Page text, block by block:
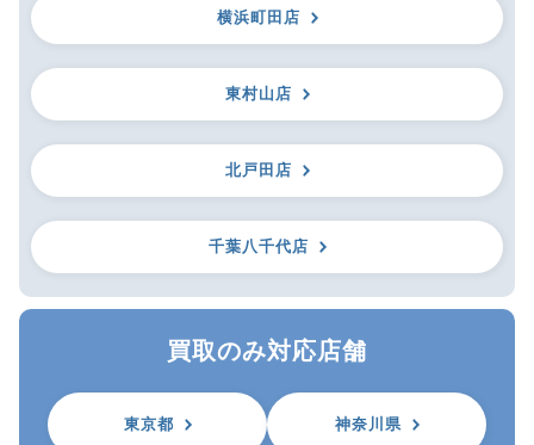
横浜町田店
東村山店
北戸田店
千葉八千代店
買取のみ対応店舗
東京都 神奈川県